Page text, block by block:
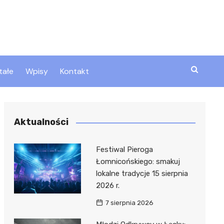
Wpisy Kontakt
Aktualności
Festiwal Pieroga
Łomnicońskiego: smakuj
lokalne tradycje 15 sierpnia
2026 r.
7 sierpnia 2026